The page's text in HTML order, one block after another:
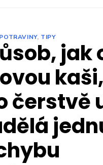
POTRAVINY, TIPY
jak
čerstvě